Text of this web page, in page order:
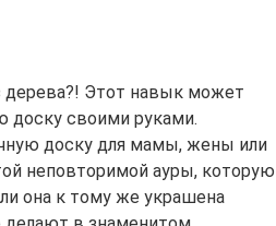
дерева?! Этот навык может
доску своими руками.
доску для мамы, жены или
неповторимой ауры, которую
она к тому же украшена